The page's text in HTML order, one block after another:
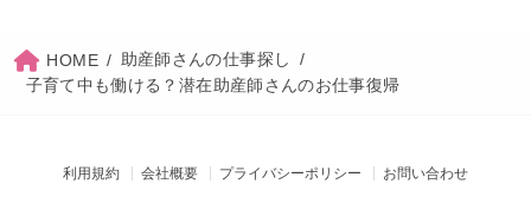
HOME
助産師さんの仕事探し
子育て中も働ける？潜在助産師さんのお仕事復帰
利用規約 会社概要 プライバシーポリシー お問い合わせ